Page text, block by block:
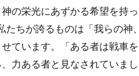
の栄光にあずかる希望を持っ
ちが誇るものは「我らの神、
ています。「ある者は戦車を
力ある者と見なされていまし